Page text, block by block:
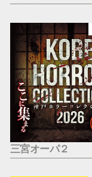
三宮オーパ２